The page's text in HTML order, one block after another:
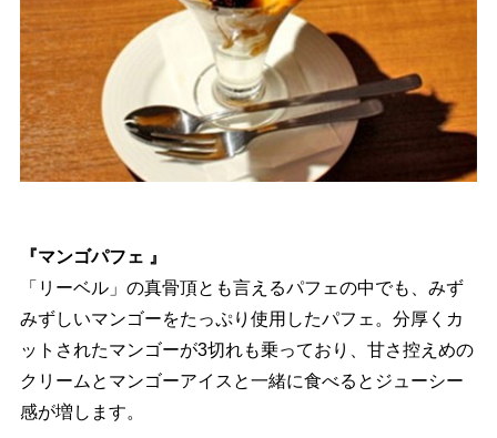
『マンゴパフェ 』
「リーベル」の真骨頂とも言えるパフェの中でも、みず
みずしいマンゴーをたっぷり使用したパフェ。分厚くカ
ットされたマンゴーが3切れも乗っており、甘さ控えめの
クリームとマンゴーアイスと一緒に食べるとジューシー
感が増します。